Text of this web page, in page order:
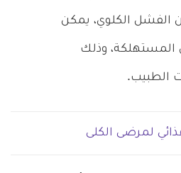
الفشل الكلوي، يمكن
المستهلكة، وذلك
الطبيب.
لمرضى الكلى